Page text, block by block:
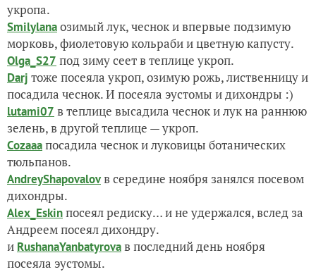
укропа.
Smilylanaозимый лук, чеснок и впервые подзимую
морковь, фиолетовую кольраби и цветную капусту.
Olga_S27 под зиму сеет в теплице укроп.
Darj тоже посеяла укроп, озимую рожь, лиственницу и
посадила чеснок. И посеяла эустомы и дихондры :)
lutami07 в теплице высадила чеснок и лук на раннюю
зелень, в другой теплице — укроп.
Cozaaaпосадила чеснок и луковицы ботанических
тюльпанов.
AndreyShapovalovв середине ноября занялся посевом
дихондры.
Alex_Eskinпосеял редиску… и не удержался, вслед за
Андреем посеял дихондру.
и RushanaYanbatyrovaв последний день ноября
посеяла эустомы.